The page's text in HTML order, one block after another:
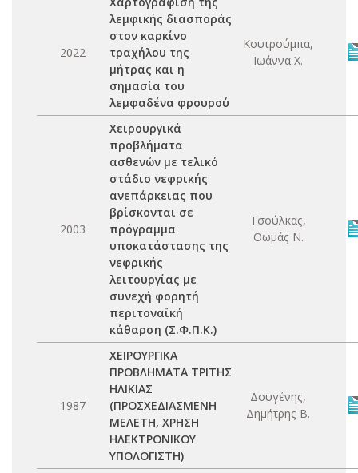
2022
λεμφικής διασποράς
στον καρκίνο
τραχήλου της
μήτρας και η
σημασία του
λεμφαδένα φρουρού
Κουτρούμπα,
Ιωάννα Χ.
2003
Χειρουργικά
προβλήματα
ασθενών με τελικό
στάδιο νεφρικής
ανεπάρκειας που
βρίσκονται σε
πρόγραμμα
υποκατάστασης της
νεφρικής
λειτουργίας με
συνεχή φορητή
περιτοναϊκή
κάθαρση (Σ.Φ.Π.Κ.)
Τσούλκας,
Θωμάς Ν.
1987
ΧΕΙΡΟΥΡΓΙΚΑ
ΠΡΟΒΛΗΜΑΤΑ ΤΡΙΤΗΣ
ΗΛΙΚΙΑΣ
(ΠΡΟΣΧΕΔΙΑΣΜΕΝΗ
ΜΕΛΕΤΗ, ΧΡΗΣΗ
ΗΛΕΚΤΡΟΝΙΚΟΥ
ΥΠΟΛΟΓΙΣΤΗ)
Δουγένης,
Δημήτρης Β.